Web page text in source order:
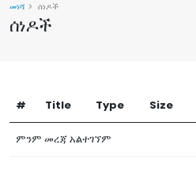
ሰነዶች
መነሻ ሰነዶች
# Title Type Size
ምንም መረጃ አልተገኘም